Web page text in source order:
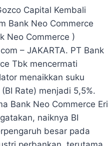
Capital Kembali
Bank Neo Commerce
Neo Commerce )
– JAKARTA. PT Bank
Tbk mencermati
menaikkan suku
Rate) menjadi 5,5%.
Bank Neo Commerce Eri
naiknya BI
besar pada